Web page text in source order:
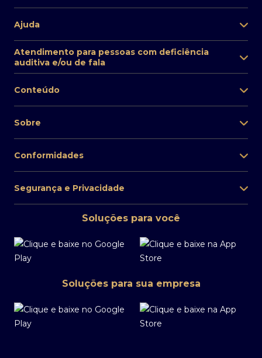
Ajuda
Atendimento para pessoas com deficiência
auditiva e/ou de fala
Conteúdo
Sobre
Conformidades
Segurança e Privacidade
Soluções para você
Soluções para sua empresa